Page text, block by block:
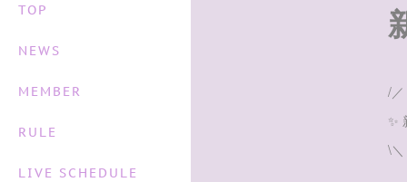
TOP
NEWS
MEMBER
RULE
LIVE SCHEDULE
/／
✨
\